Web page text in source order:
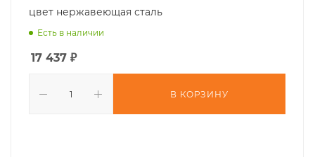
цвет нержавеющая сталь
Есть в наличии
17 437 ₽
В КОРЗИНУ